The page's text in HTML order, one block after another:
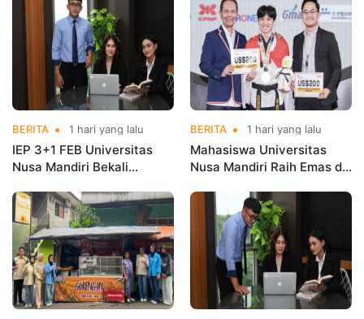
BERITA 1 hari yang lalu
IEP 3+1 FEB Universitas
Nusa Mandiri Bekali
Kerja Sebelum Lulus
BERITA 1 hari yang lalu
Mahasiswa Universitas
Nusa Mandiri Raih Emas di
Indonesia Open
Championships 2026